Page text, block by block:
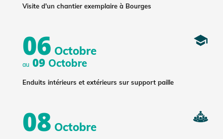
Visite d'un chantier exemplaire à Bourges
06 Octobre
au 09 Octobre
Enduits intérieurs et extérieurs sur support paille
08 Octobre